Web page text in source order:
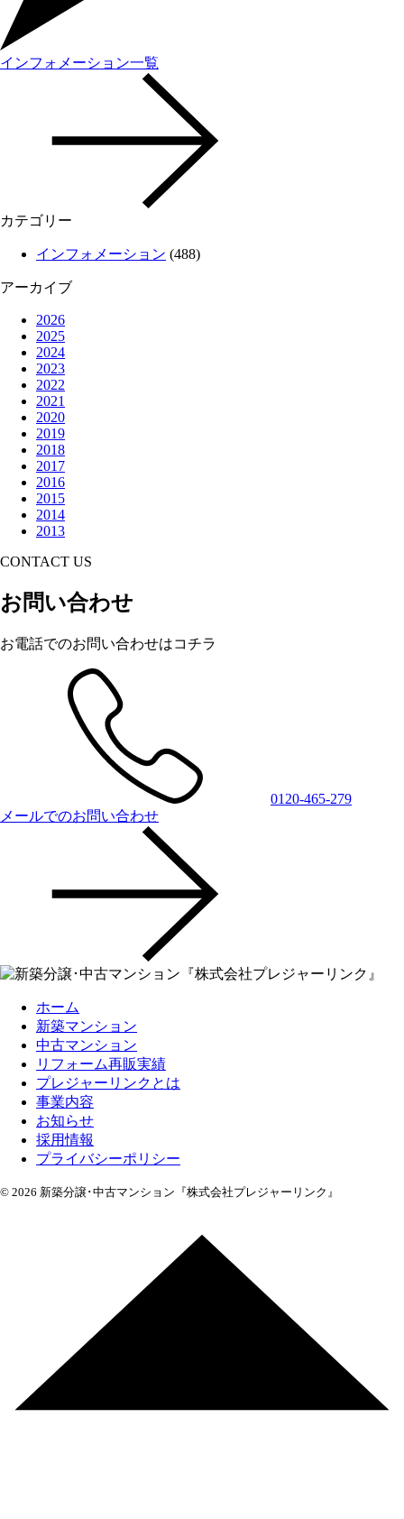
インフォメーション一覧
カテゴリー
インフォメーション (488)
アーカイブ
2026
2025
2024
2023
2022
2021
2020
2019
2018
2017
2016
2015
2014
2013
CONTACT US
お問い合わせ
お電話でのお問い合わせはコチラ
0120-465-279
メールでのお問い合わせ
ホーム
新築マンション
中古マンション
リフォーム再販実績
プレジャーリンクとは
事業内容
お知らせ
採用情報
プライバシーポリシー
© 2026 新築分譲･中古マンション『株式会社プレジャーリンク』